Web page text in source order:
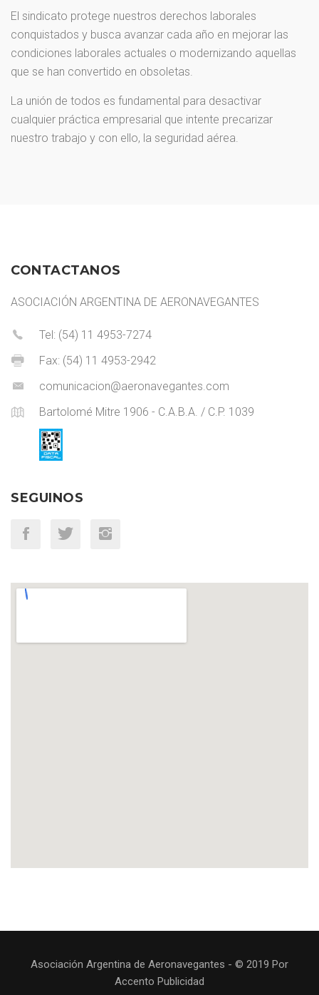
El sindicato protege nuestros derechos laborales
conquistados y busca avanzar cada año en mejorar las
condiciones laborales actuales o modernizando aquellas
que se han convertido en obsoletas.
La unión de todos es fundamental para desactivar
cualquier práctica empresarial que intente precarizar
nuestro trabajo y con ello, la seguridad aérea.
CONTACTANOS
ASOCIACIÓN ARGENTINA DE AERONAVEGANTES
Tel: (54) 11 4953-7274
Fax: (54) 11 4953-2942
comunicacion@aeronavegantes.com
Bartolomé Mitre 1906 - C.A.B.A. / C.P. 1039
SEGUINOS
Asociación Argentina de Aeronavegantes - © 2019 Por
Accento Publicidad